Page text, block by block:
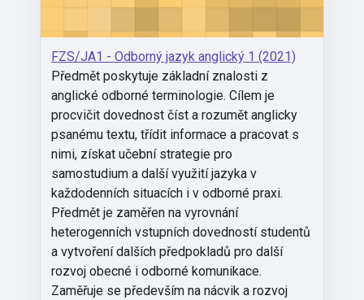
FZS/JA1 - Odborný jazyk anglický 1 (2021)
Předmět poskytuje základní znalosti z
anglické odborné terminologie. Cílem je
procvičit dovednost číst a rozumět anglicky
psanému textu, třídit informace a pracovat s
nimi, získat učební strategie pro
samostudium a další využití jazyka v
každodenních situacích i v odborné praxi.
Předmět je zaměřen na vyrovnání
heterogenních vstupních dovedností studentů
a vytvoření dalších předpokladů pro další
rozvoj obecné i odborné komunikace.
Zaměřuje se především na nácvik a rozvoj